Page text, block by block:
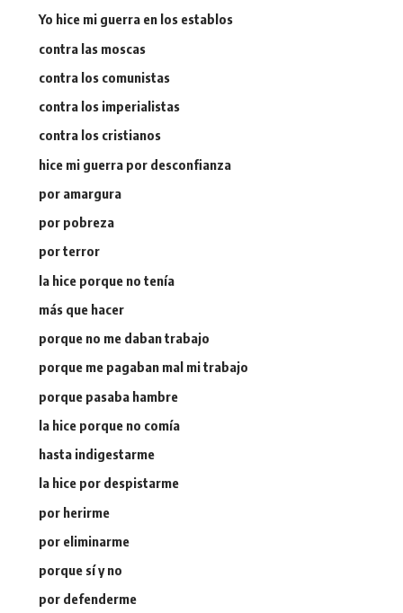
Yo hice mi guerra en los establos
contra las moscas
contra los comunistas
contra los imperialistas
contra los cristianos
hice mi guerra por desconfianza
por amargura
por pobreza
por terror
la hice porque no tenía
más que hacer
porque no me daban trabajo
porque me pagaban mal mi trabajo
porque pasaba hambre
la hice porque no comía
hasta indigestarme
la hice por despistarme
por herirme
por eliminarme
porque sí y no
por defenderme